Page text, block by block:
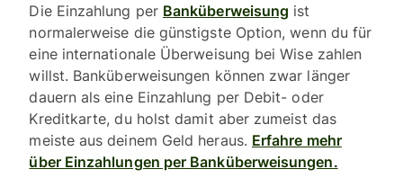
Die Einzahlung per Banküberweisung ist
normalerweise die günstigste Option, wenn du für
eine internationale Überweisung bei Wise zahlen
willst. Banküberweisungen können zwar länger
dauern als eine Einzahlung per Debit- oder
Kreditkarte, du holst damit aber zumeist das
meiste aus deinem Geld heraus. Erfahre mehr
über Einzahlungen per Banküberweisungen.